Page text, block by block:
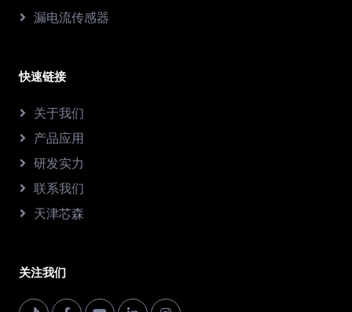
漏电流传感器
快速链接
关于我们
产品应用
研发实力
联系我们
天津芯森
关注我们